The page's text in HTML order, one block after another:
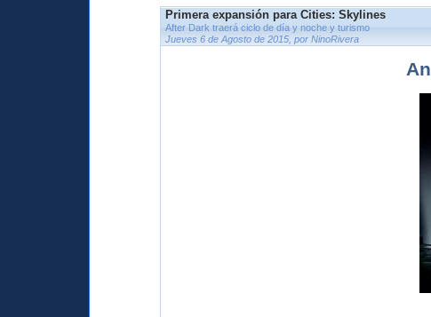
Primera expansión para Cities: Skylines
After Dark traerá ciclo de día y noche y turismo
Jueves 6 de Agosto de 2015, por NinoRivera